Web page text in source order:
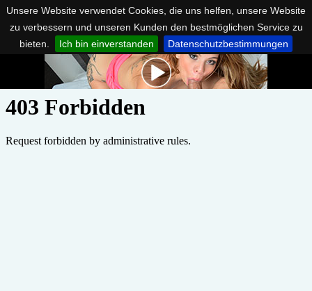
Unsere Website verwendet Cookies, die uns helfen, unsere Website
zu verbessern und unseren Kunden den bestmöglichen Service zu
bieten.
Ich bin einverstanden Datenschutzbestimmungen